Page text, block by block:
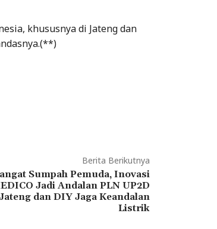
khususnya di Jateng dan
Berita Berikutnya
Sumpah Pemuda, Inovasi
Jadi Andalan PLN UP2D
dan DIY Jaga Keandalan
Listrik